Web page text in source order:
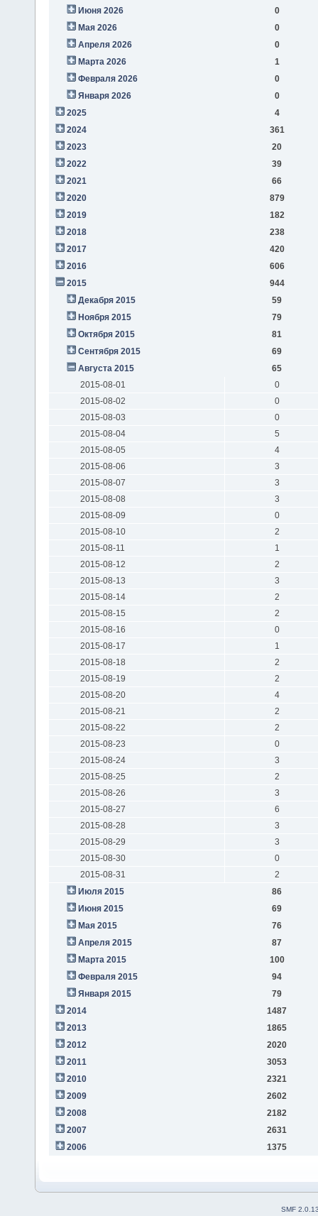
Июня 2026
0
Мая 2026
0
Апреля 2026
0
Марта 2026
1
Февраля 2026
0
Января 2026
0
2025
4
2024
361
2023
20
2022
39
2021
66
2020
879
2019
182
2018
238
2017
420
2016
606
2015
944
Декабря 2015
59
Ноября 2015
79
Октября 2015
81
Сентября 2015
69
Августа 2015
65
2015-08-01
0
2015-08-02
0
2015-08-03
0
2015-08-04
5
2015-08-05
4
2015-08-06
3
2015-08-07
3
2015-08-08
3
2015-08-09
0
2015-08-10
2
2015-08-11
1
2015-08-12
2
2015-08-13
3
2015-08-14
2
2015-08-15
2
2015-08-16
0
2015-08-17
1
2015-08-18
2
2015-08-19
2
2015-08-20
4
2015-08-21
2
2015-08-22
2
2015-08-23
0
2015-08-24
3
2015-08-25
2
2015-08-26
3
2015-08-27
6
2015-08-28
3
2015-08-29
3
2015-08-30
0
2015-08-31
2
Июля 2015
86
Июня 2015
69
Мая 2015
76
Апреля 2015
87
Марта 2015
100
Февраля 2015
94
Января 2015
79
2014
1487
2013
1865
2012
2020
2011
3053
2010
2321
2009
2602
2008
2182
2007
2631
2006
1375
SMF